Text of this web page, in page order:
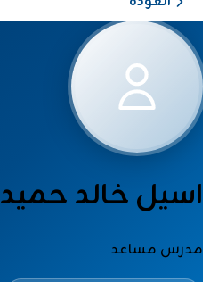
اسيل خالد حميد
مدرس مساعد